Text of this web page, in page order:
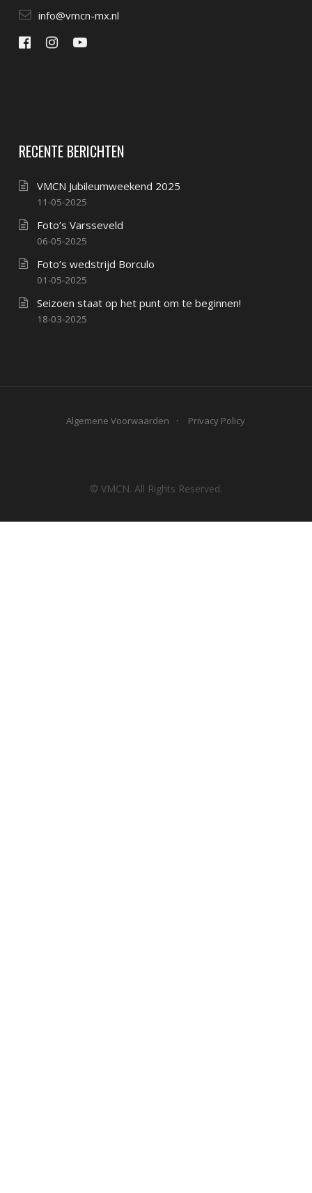
info@vmcn-mx.nl
RECENTE BERICHTEN
VMCN Jubileumweekend 2025
11-05-2025
Foto’s Varsseveld
06-05-2025
Foto’s wedstrijd Borculo
01-05-2025
Seizoen staat op het punt om te beginnen!
18-03-2025
Algemene Voorwaarden Privacy Policy
© VMCN. All Rights Reserved.